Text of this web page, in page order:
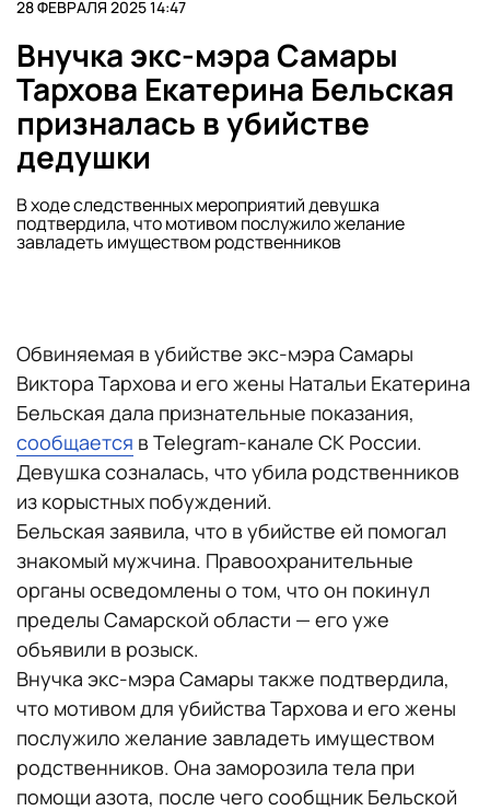
28 ФЕВРАЛЯ 2025 14:47
Внучка экс-мэра Самары
Тархова Екатерина Бельская
призналась в убийстве
дедушки
В ходе следственных мероприятий девушка
подтвердила, что мотивом послужило желание
завладеть имуществом родственников
Обвиняемая в убийстве экс-мэра Самары
Виктора Тархова и его жены Натальи Екатерина
Бельская дала признательные показания,
сообщается в Telegram-канале СК России.
Девушка созналась, что убила родственников
из корыстных побуждений.
Бельская заявила, что в убийстве ей помогал
знакомый мужчина. Правоохранительные
органы осведомлены о том, что он покинул
пределы Самарской области — его уже
объявили в розыск.
Внучка экс-мэра Самары также подтвердила,
что мотивом для убийства Тархова и его жены
послужило желание завладеть имуществом
родственников. Она заморозила тела при
помощи азота, после чего сообщник Бельской